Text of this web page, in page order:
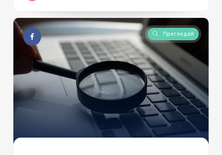
Прегледай